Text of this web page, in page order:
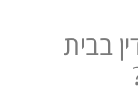
בבית